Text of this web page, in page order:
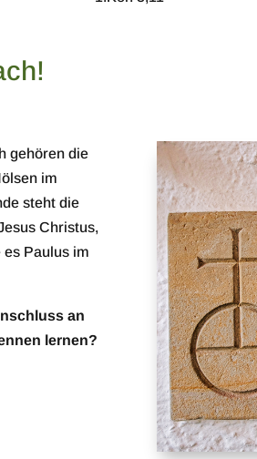
gehören die
im
steht die
Christus,
es Paulus im
an
lernen?